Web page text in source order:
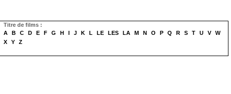
Titre de films :
A
B C D E F G H I J K L LE LES LA M N O P Q R S T U V
W
X
Y Z